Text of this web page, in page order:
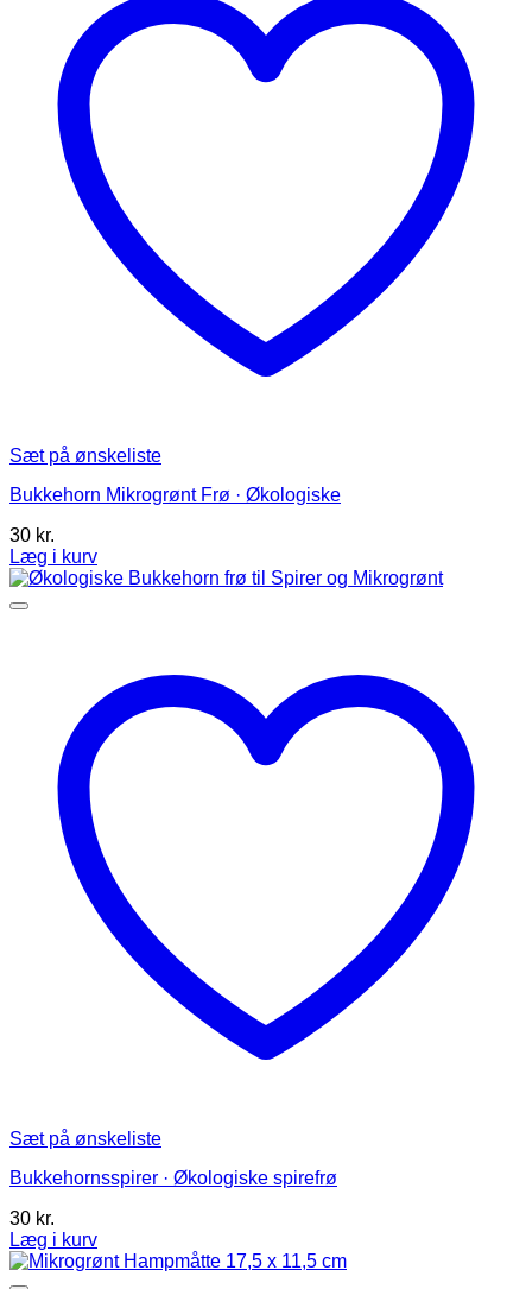
varesiden
Sæt på ønskeliste
Bukkehorn Mikrogrønt Frø · Økologiske
30 kr.
Læg i kurv
Dette
vare
Mulighederne
varesiden
Sæt på ønskeliste
Bukkehornsspirer · Økologiske spirefrø
30 kr.
Læg i kurv
Dette
vare